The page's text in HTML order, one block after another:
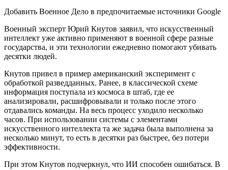
Добавить Военное Дело в предпочитаемые источники Google
Военный эксперт Юрий Кнутов заявил, что искусственный
интеллект уже активно применяют в военной сфере разные
государства, и эти технологии ежедневно помогают убивать
десятки людей.
Кнутов привел в пример американский эксперимент с
обработкой разведданных. Ранее, в классической схеме
информация поступала из космоса в штаб, где ее
анализировали, расшифровывали и только после этого
отдавались команды. На весь процесс уходило несколько
часов. При использовании системы с элементами
искусственного интеллекта та же задача была выполнена за
несколько минут, то есть в десятки раз быстрее, без потери
эффективности.
При этом Кнутов подчеркнул, что ИИ способен ошибаться. В